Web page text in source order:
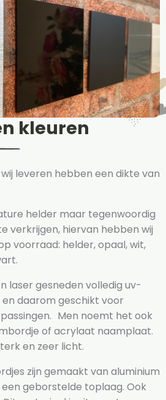
kleuren
leveren hebben een dikte van
helder maar tegenwoordig
verkrijgen, hiervan hebben wij
voorraad: helder, opaal, wit,
laser gesneden volledig uv-
daarom geschikt voor
Men noemt het ook
of acrylaat naamplaat.
en zeer licht.
zijn gemaakt van aluminium
geborstelde toplaag. Ook